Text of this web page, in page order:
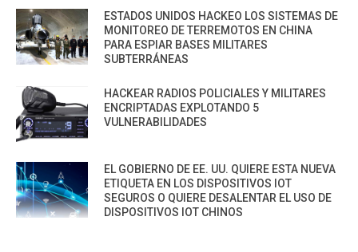
ESTADOS UNIDOS HACKEO LOS SISTEMAS DE
MONITOREO DE TERREMOTOS EN CHINA
PARA ESPIAR BASES MILITARES
SUBTERRÁNEAS
HACKEAR RADIOS POLICIALES Y MILITARES
ENCRIPTADAS EXPLOTANDO 5
VULNERABILIDADES
EL GOBIERNO DE EE. UU. QUIERE ESTA NUEVA
ETIQUETA EN LOS DISPOSITIVOS IOT
SEGUROS O QUIERE DESALENTAR EL USO DE
DISPOSITIVOS IOT CHINOS